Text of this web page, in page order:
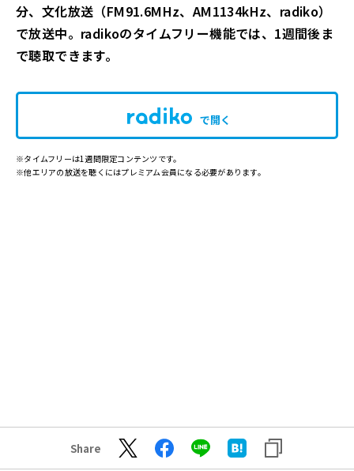
分、文化放送（FM91.6MHz、AM1134kHz、radiko）
で放送中。radikoのタイムフリー機能では、1週間後ま
で聴取できます。
で開く
※タイムフリーは1週間限定コンテンツです。
※他エリアの放送を聴くにはプレミアム会員になる必要があります。
Share